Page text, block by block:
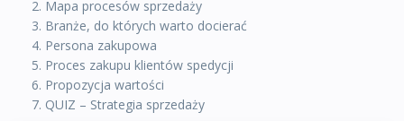
Mapa procesów sprzedaży
Branże, do których warto docierać
Persona zakupowa
Proces zakupu klientów spedycji
Propozycja wartości
QUIZ – Strategia sprzedaży